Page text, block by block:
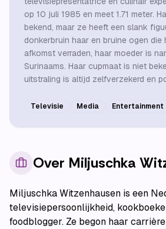
op 10 juli 1985 en meet 1.71 meter.
bekend, maar ze heeft een slank
donkerbruin haar en bruine ogen die
afkomst verraden, haar moeder is
Surinaams. Haar cupmaat is niet
uitstraling is altijd zelfverzekerd en
Televisie Media Entertainment
Over Miljuschka
Miljuschka Witzenhausen is een
televisiepersoonlijkheid,
foodblogger. Ze begon haar